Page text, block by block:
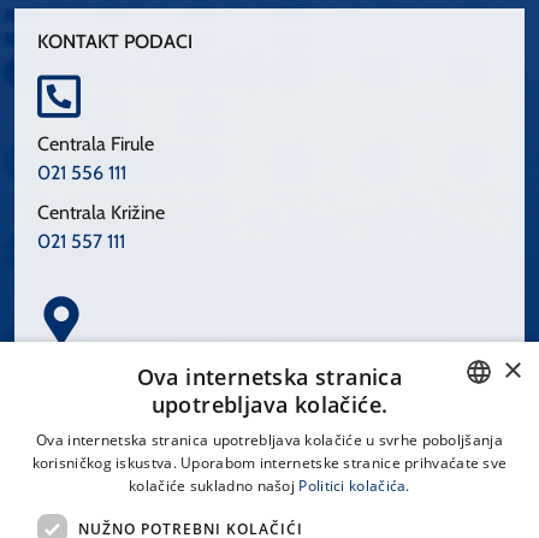
KONTAKT PODACI
Centrala Firule
021 556 111
Centrala Križine
021 557 111
Spinčićeva 1, 21000 Split
CROATIAN
×
Ova internetska stranica
upotrebljava kolačiće.
Ova internetska stranica upotrebljava kolačiće u svrhe poboljšanja
korisničkog iskustva. Uporabom internetske stranice prihvaćate sve
kolačiće sukladno našoj Politici kolačića.
NUŽNO POTREBNI KOLAČIĆI